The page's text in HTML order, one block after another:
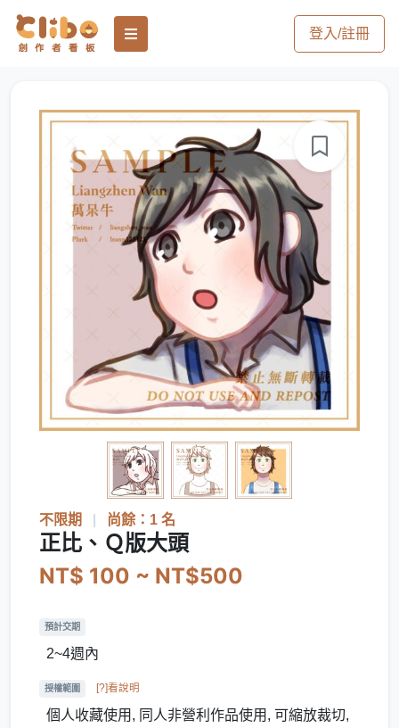
登入/註冊
不限期 尚餘：1 名
正比、Ｑ版大頭
NT$ 100 ~ NT$500
預計交期
2~4週內
授權範圍 [?]看說明
個人收藏使用, 同人非營利作品使用, 可縮放裁切,